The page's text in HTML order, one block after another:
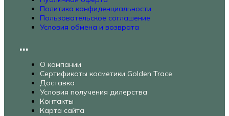
Политика конфиденциальности
Пользовательское соглашение
Условия обмена и возврата
...
О компании
Сертификаты косметики Golden Trace
Доставка
Условия получения дилерства
Контакты
Карта сайта